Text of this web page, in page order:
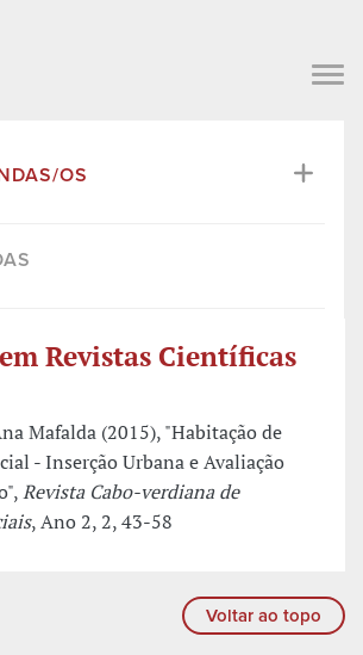
OS
Revistas Científicas
Mafalda (2015), "Habitação de
- Inserção Urbana e Avaliação
Revista Cabo-verdiana de
, Ano 2, 2, 43-58
Voltar ao topo